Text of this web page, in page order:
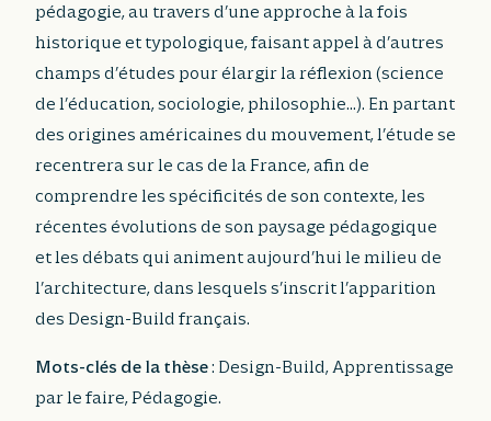
pédagogie, au travers d’une approche à la fois
historique et typologique, faisant appel à d’autres
champs d’études pour élargir la réflexion (science
de l’éducation, sociologie, philosophie…). En partant
des origines américaines du mouvement, l’étude se
recentrera sur le cas de la France, afin de
comprendre les spécificités de son contexte, les
récentes évolutions de son paysage pédagogique
et les débats qui animent aujourd’hui le milieu de
l’architecture, dans lesquels s’inscrit l’apparition
des Design-Build français.
Mots-clés de la thèse: Design-Build, Apprentissage
par le faire, Pédagogie.